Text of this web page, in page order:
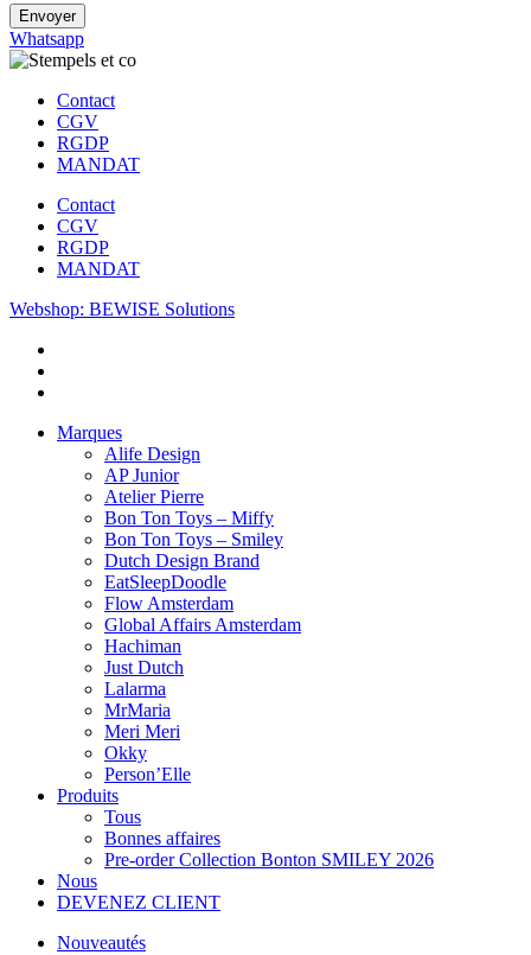
Envoyer
Whatsapp
Contact
CGV
RGDP
MANDAT
Contact
CGV
RGDP
MANDAT
Webshop: BEWISE Solutions
Marques
Alife Design
AP Junior
Atelier Pierre
Bon Ton Toys – Miffy
Bon Ton Toys – Smiley
Dutch Design Brand
EatSleepDoodle
Flow Amsterdam
Global Affairs Amsterdam
Hachiman
Just Dutch
Lalarma
MrMaria
Meri Meri
Okky
Person’Elle
Produits
Tous
Bonnes affaires
Pre-order Collection Bonton SMILEY 2026
Nous
DEVENEZ CLIENT
Nouveautés